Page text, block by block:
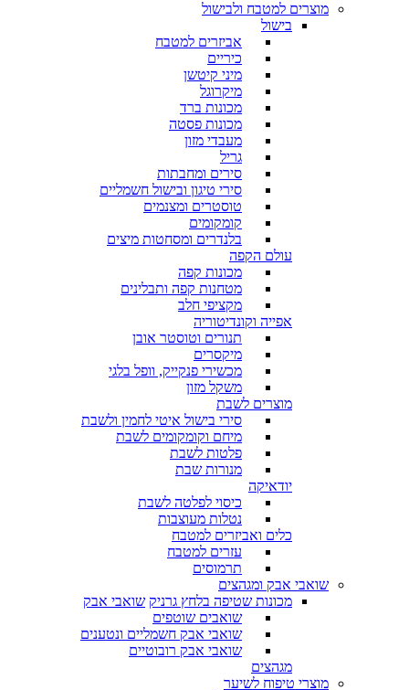
מוצרים למטבח ולבישול
בישול
אביזרים למטבח
כיריים
מיני קיטשן
מיקרוגל
מכונות ברד
מכונות פסטה
מעבדי מזון
גריל
סירים ומחבתות
סירי טיגון ובישול חשמליים
טוסטרים ומצנמים
קומקומים
בלנדרים ומסחטות מיצים
עולם הקפה
מכונות קפה
מטחנות קפה ותבלינים
מקציפי חלב
אפייה וקונדיטוריה
תנורים וטוסטר אובן
מיקסרים
מכשירי פנקייק, וופל בלגי
משקל מזון
מוצרים לשבת
סירי בישול איטי לחמין ולשבת
מיחם וקומקומים לשבת
פלטות לשבת
מנורות שבת
יודאיקה
כיסוי לפלטה לשבת
נטלות מעוצבות
כלים ואביזרים למטבח
עזרים למטבח
תרמוסים
שואבי אבק ומגהצים
מכונות שטיפה בלחץ גרניק שואבי אבק
שואבים שוטפים
שואבי אבק חשמליים ונטענים
שואבי אבק רובוטיים
מגהצים
מוצרי טיפוח לשיער